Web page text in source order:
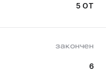
5 ОТ
закончен
6